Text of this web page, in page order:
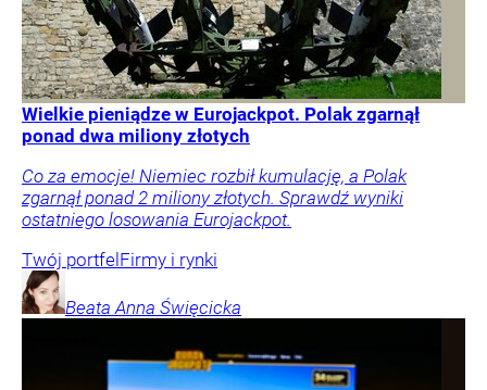
Wielkie pieniądze w Eurojackpot. Polak zgarnął
ponad dwa miliony złotych
Co za emocje! Niemiec rozbił kumulację, a Polak
zgarnął ponad 2 miliony złotych. Sprawdź wyniki
ostatniego losowania Eurojackpot.
Twój portfel Firmy i rynki
Beata Anna Święcicka